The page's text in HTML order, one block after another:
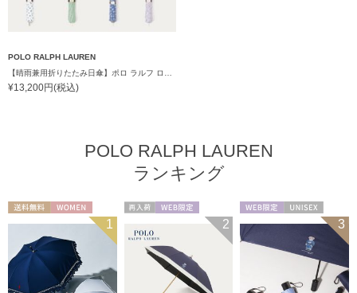
POLO RALPH LAUREN
¥13,200円(税込)
POLO RALPH LAUREN
ランキング
1
WOMEN
2 3